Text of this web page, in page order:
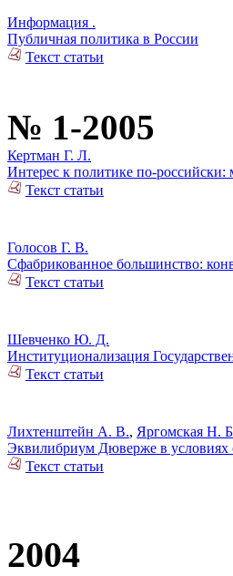
Информация .
Публичная политика в России
Текст статьи
№ 1-2005
Кертман Г. Л.
Интерес к политике по-
Текст статьи
Голосов Г. В.
Сфабрикованное большинство:
Текст статьи
Шевченко Ю. Д.
Институционализация
Текст статьи
Лихтенштейн А. В., Яргомская Н.
Эквилибриум Дюверже в условиях
Текст статьи
2004